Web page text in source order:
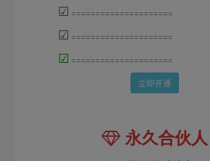
☑ =====================
☑ =====================
☑ =====================
立即开通
永久合伙人